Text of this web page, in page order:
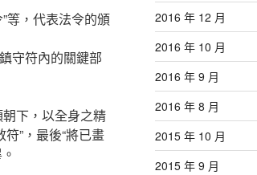
等，代表法令的頒
守符內的關鍵部
下，以全身之精
”，最後“將已畫
2016 年 12 月
2016 年 10 月
2016 年 9 月
2016 年 8 月
2015 年 10 月
2015 年 9 月